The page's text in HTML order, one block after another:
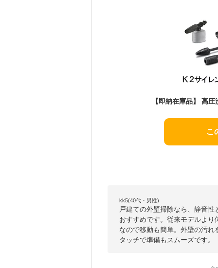
こ
kk5(40代・男性)
戸建ての外壁掃除なら、静音
おすすめです。従来モデルよ
なので移動も簡単。外壁の汚
タッチで準備もスムーズです。